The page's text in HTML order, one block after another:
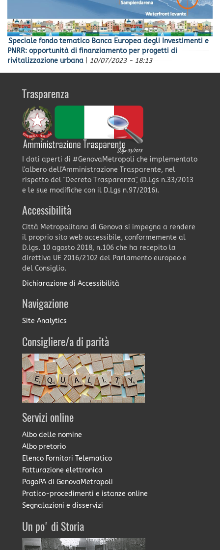
Speciale fondo tematico Banca Europea degli Investimenti e
PNRR: opportunità di finanziamento per progetti di
rivitalizzazione urbana
10/07/2023 - 18:13
Trasparenza
I dati aperti di #GenovaMetropoli che implementato
l'albero dell'Amministrazione Trasparente, nel
rispetto del "Decreto Trasparenza", (D.Lgs n.33/2013
e le sue modifiche con il D.Lgs n.97/2016).
Accessibilità
Città Metropolitana di Genova si impegna a rendere
il proprio sito web accessibile, conformemente al
D.lgs. 10 agosto 2018, n.106 che ha recepito la
direttiva UE 2016/2102 del Parlamento europeo e
del Consiglio.
Dichiarazione di Accessibilità
Navigazione
Site Analytics
Consigliere/a di parità
Servizi online
Albo delle nomine
Albo pretorio
Elenco Fornitori Telematico
Fatturazione elettronica
PagoPA di GenovaMetropoli
Pratico-procedimenti e istanze online
Segnalazioni e disservizi
Un po' di Storia